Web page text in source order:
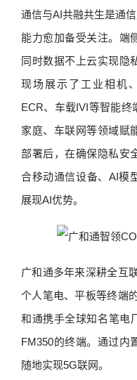
通信与AI共融共生是通
能力愈加备受关注。端
同时数据不上云实现隐
现场展示了工业相机
ECR、车载IVI等智能终
家庭、车联网等领域赋
部署后，在确保隐私安
合移动通信设备、AI模
展现AI优势。
广和通多年来深耕全互
个人笔电、平板等终端
和通携手全球知名笔电
FM350的终端。通过内
随地实现5G联网。